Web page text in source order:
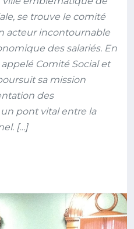
se trouve le comité
acteur incontournable
des salariés. En
Comité Social et
sa mission
des
pont vital entre la
[…]